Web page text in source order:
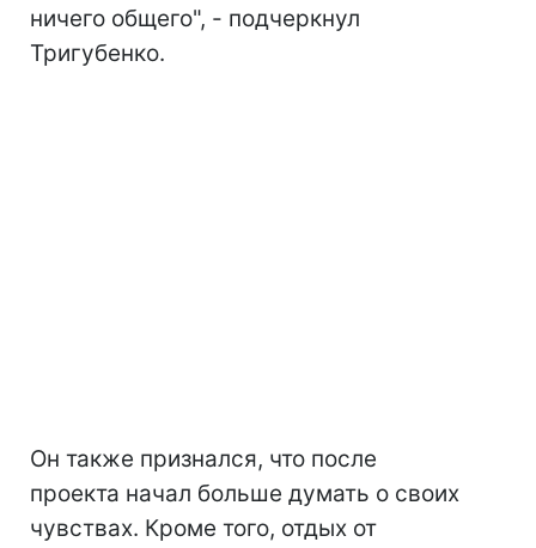
ничего общего", - подчеркнул
Тригубенко.
Он также признался, что после
проекта начал больше думать о своих
чувствах. Кроме того, отдых от